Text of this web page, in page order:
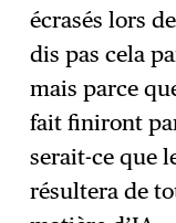
écrasés lors
dis pas cela
mais parce
fait finiront
serait-ce que
résultera de